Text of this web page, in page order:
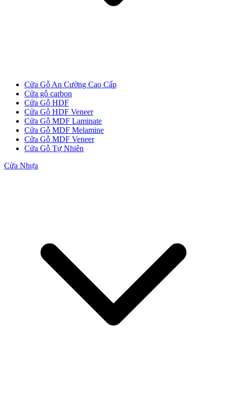
Cửa Gỗ An Cường Cao Cấp
Cửa gỗ carbon
Cửa Gỗ HDF
Cửa Gỗ HDF Veneer
Cửa Gỗ MDF Laminate
Cửa Gỗ MDF Melamine
Cửa Gỗ MDF Veneer
Cửa Gỗ Tự Nhiên
Cửa Nhựa